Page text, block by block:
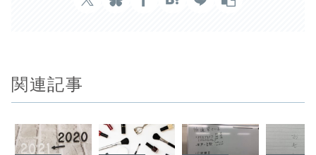
関連記事